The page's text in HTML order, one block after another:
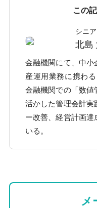
この
シニ
北島
金融機関にて、中小
産運用業務に携わ
金融機関での「数値
活かした管理会計実
ー改善、経営計画達
いる。
メ